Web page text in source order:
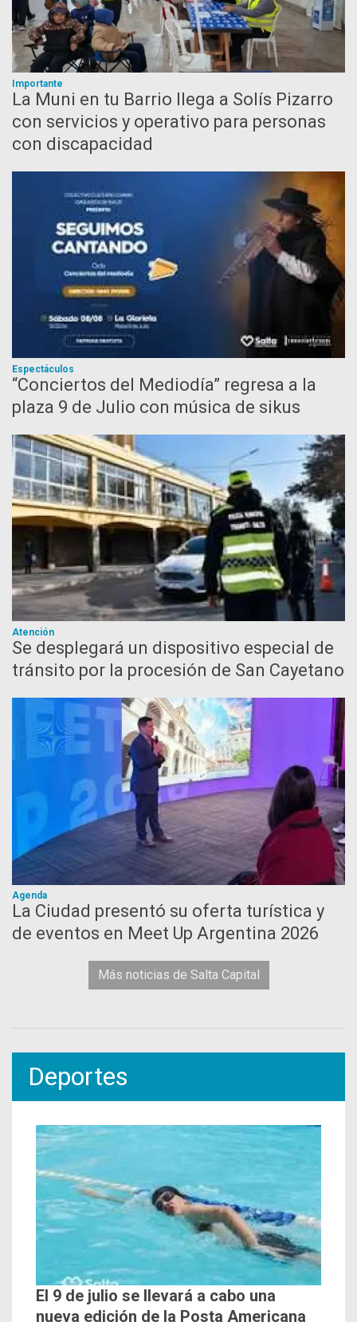
Importante
La Muni en tu Barrio llega a Solís Pizarro
con servicios y operativo para personas
con discapacidad
Espectáculos
“Conciertos del Mediodía” regresa a la
plaza 9 de Julio con música de sikus
Atención
Se desplegará un dispositivo especial de
tránsito por la procesión de San Cayetano
Agenda
La Ciudad presentó su oferta turística y
de eventos en Meet Up Argentina 2026
Más noticias de Salta Capital
Deportes
El 9 de julio se llevará a cabo una
nueva edición de la Posta Americana